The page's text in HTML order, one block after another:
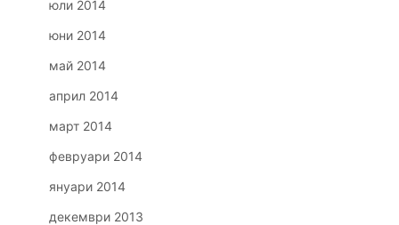
юли 2014
юни 2014
май 2014
април 2014
март 2014
февруари 2014
януари 2014
декември 2013